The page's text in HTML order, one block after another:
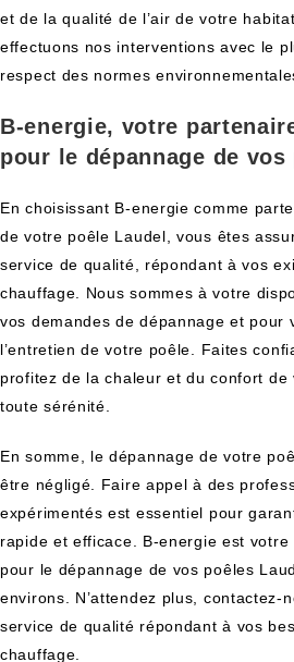
et de la qualité de l’air de votre
effectuons nos interventions avec le
respect des normes
B-energie, votre
pour le dépannage de vos
En choisissant B-energie comme
de votre poêle Laudel, vous êtes
service de qualité, répondant à vos
chauffage. Nous sommes à votre
vos demandes de dépannage et pour
l’entretien de votre poêle. Faites
profitez de la chaleur et du confort de
toute sérénité.
En somme, le dépannage de votre
être négligé. Faire appel à des
expérimentés est essentiel pour
rapide et efficace. B-energie est
pour le dépannage de vos poêles
environs. N’attendez plus, contactez-
service de qualité répondant à vos
chauffage.